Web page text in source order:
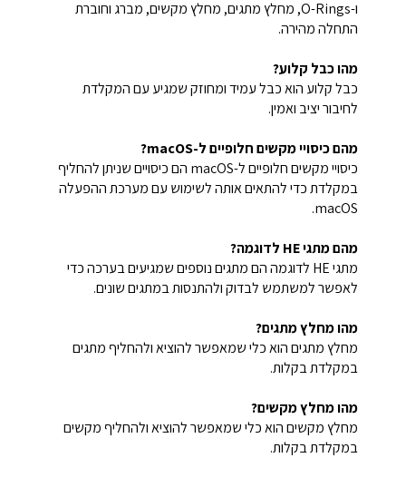
ו-O-Rings, מחלץ מתגים, מחלץ מקשים, מברג וחוברת
התחלה מהירה.
מהו כבל קלוע?
כבל קלוע הוא כבל עמיד ומחוזק שמגיע עם המקלדת
לחיבור יציב ואמין.
מהם כיסויי מקשים חלופיים ל-macOS?
כיסויי מקשים חלופיים ל-macOS הם כיסויים שניתן להחליף
במקלדת כדי להתאים אותה לשימוש עם מערכת ההפעלה
macOS.
מהם מתגי HE לדוגמה?
מתגי HE לדוגמה הם מתגים נוספים שמגיעים בערכה כדי
לאפשר למשתמש לבדוק ולהתנסות במתגים שונים.
מהו מחלץ מתגים?
מחלץ מתגים הוא כלי שמאפשר להוציא ולהחליף מתגים
במקלדת בקלות.
מהו מחלץ מקשים?
מחלץ מקשים הוא כלי שמאפשר להוציא ולהחליף מקשים
במקלדת בקלות.